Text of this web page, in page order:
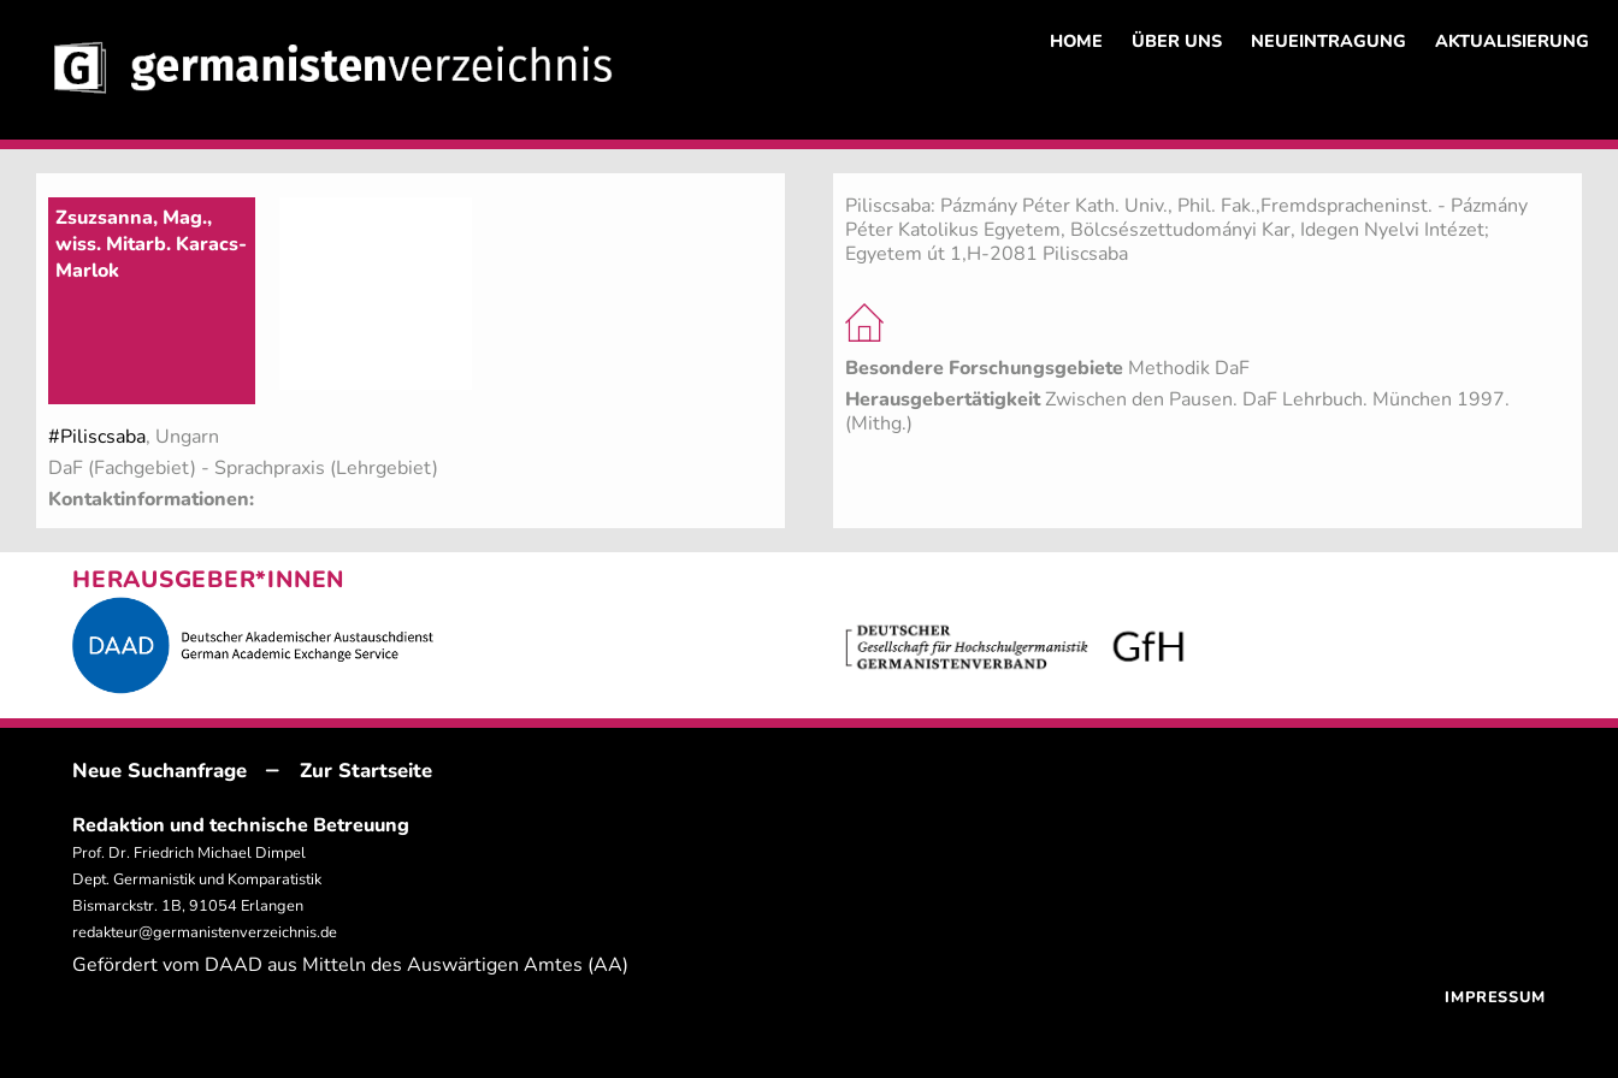
HOME ÜBER UNS NEUEINTRAGUNG AKTUALISIERUNG
Zsuzsanna, Mag.,
wiss. Mitarb. Karacs-
Marlok
#Piliscsaba, Ungarn
DaF (Fachgebiet) - Sprachpraxis (Lehrgebiet)
Kontaktinformationen:
Piliscsaba: Pázmány Péter Kath. Univ., Phil. Fak.,Fremdspracheninst. - Pázmány
Péter Katolikus Egyetem, Bölcsészettudományi Kar, Idegen Nyelvi Intézet;
Egyetem út 1,H-2081 Piliscsaba
Besondere Forschungsgebiete Methodik DaF
HerausgebertätigkeitZwischen den Pausen. DaF Lehrbuch. München 1997.
(Mithg.)
HERAUSGEBER*INNEN
Neue Suchanfrage – Zur Startseite
Redaktion und technische Betreuung
Prof. Dr. Friedrich Michael Dimpel
Dept. Germanistik und Komparatistik
Bismarckstr. 1B, 91054 Erlangen
redakteur@germanistenverzeichnis.de
Gefördert vom DAAD aus Mitteln des Auswärtigen Amtes (AA)
IMPRESSUM